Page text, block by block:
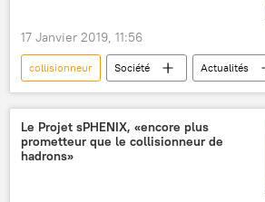
calcium
Sciences et tech
17 Janvier 2019, 11:56
collisionneur Société
Actualités
France
Suisse
Univers
Frédérick Bordry
Le Projet sPHENIX, «encore plus
prometteur que le collisionneur de
hadrons»